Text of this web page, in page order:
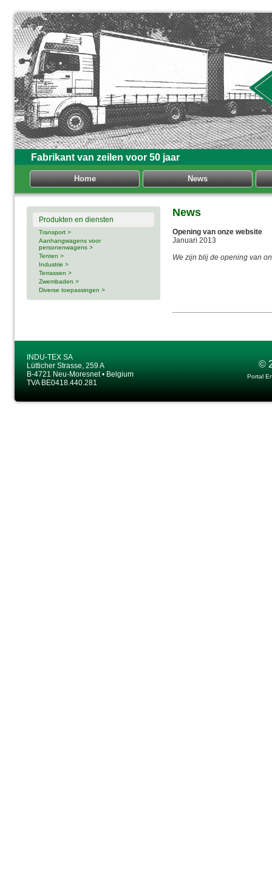
Fabrikant van zeilen voor 50 jaar
Home News
Produkten en diensten
Transport >
Aanhangwagens voor
personenwagens >
Tenten >
Industrie >
Terrassen >
Zwembaden >
Diverse toepassingen >
News
Opening van onze website
Januari 2013
We zijn blij de opening van
INDU-TEX SA
Lütticher Strasse, 259 A
B-4721 Neu-Moresnet • Belgium
TVA BE0418.440.281
©
Portal